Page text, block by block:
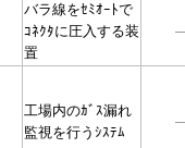
バラ線をｾﾐｵｰﾄで
ｺﾈｸﾀに圧入する装
置
工場内のｶﾞｽ漏れ
監視を行うｼｽﾃﾑ